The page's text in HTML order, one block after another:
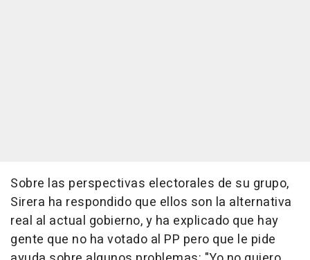
Sobre las perspectivas electorales de su grupo,
Sirera ha respondido que ellos son la alternativa
real al actual gobierno, y ha explicado que hay
gente que no ha votado al PP pero que le pide